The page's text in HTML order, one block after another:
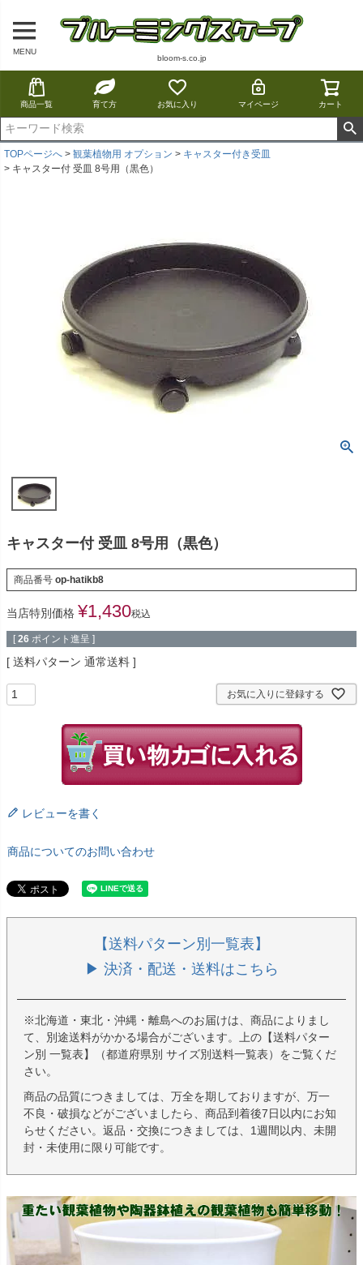
MENU
bloom-s.co.jp
商品一覧 育て方 お気に入り マイページ カート
TOPページへ 観葉植物用 オプション
キャスター付き受皿
キャスター付 受皿 8号用（黒色）
キャスター付 受皿 8号用（黒色）
商品番号 op-hatikb8
当店特別価格 ¥1,430税込
[ 26 ポイント進呈 ]
送料パターン 通常送料
お気に入りに登録する
レビューを書く
商品についてのお問い合わせ
【送料パターン別一覧表】
▶ 決済・配送・送料はこちら
※北海道・東北・沖縄・離島へのお届けは、商品によりまし
て、別途送料がかかる場合がございます。上の【送料パター
ン別 一覧表】（都道府県別 サイズ別送料一覧表）をご覧くだ
さい。
商品の品質につきましては、万全を期しておりますが、万一
不良・破損などがございましたら、商品到着後7日以内にお知
らせください。返品・交換につきましては、1週間以内、未開
封・未使用に限り可能です。